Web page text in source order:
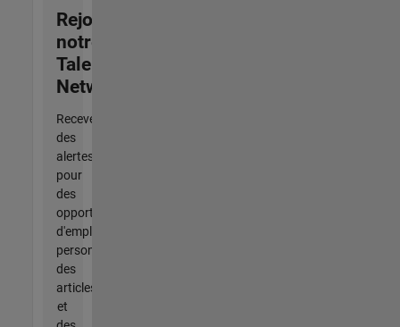
Rejoignez
notre
Talent
Network
Recevez
des
alertes
pour
des
opportunités
d'emploi
personnalisées,
des
articles
et